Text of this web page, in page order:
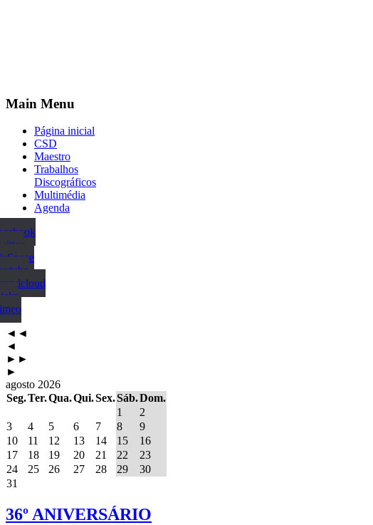
Main Menu
Página inicial
CSD
Maestro
Trabalhos
Discográficos
Multimédia
Agenda
◄◄
◄
►►
►
agosto 2026
Seg.Ter.Qua.Qui.Sex.Sáb.Dom.
1
2
3
4 5 6 7 8
9
10
11 12 13 14 15
16
17
18 19 20 21 22
23
24
25 26 27 28 29
30
31
36º ANIVERSÁRIO